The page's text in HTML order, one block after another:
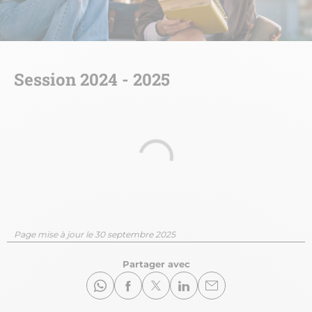
url
Session 2024 - 2025
Page mise à jour le 30 septembre 2025
Partager avec